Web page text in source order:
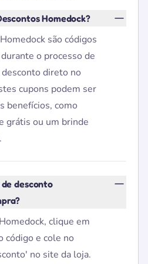
Homedock?
são códigos
o processo de
direto no
cupons podem ser
benefícios, como
grátis ou um brinde
desconto
clique em
código e cole no
no site da loja.